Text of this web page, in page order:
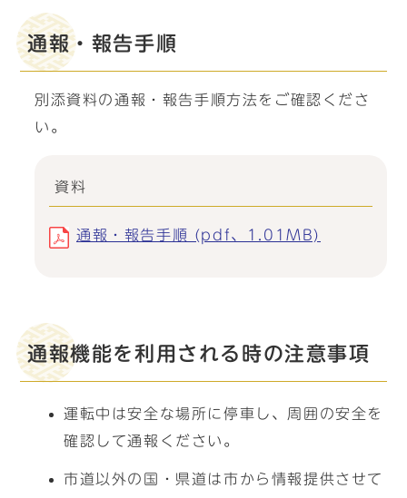
通報・報告手順
別添資料の通報・報告手順方法をご確認くださ
い。
資料
通報・報告手順 (pdf、1.01MB)
通報機能を利用される時の注意事項
運転中は安全な場所に停車し、周囲の安全を
確認して通報ください。
市道以外の国・県道は市から情報提供させて